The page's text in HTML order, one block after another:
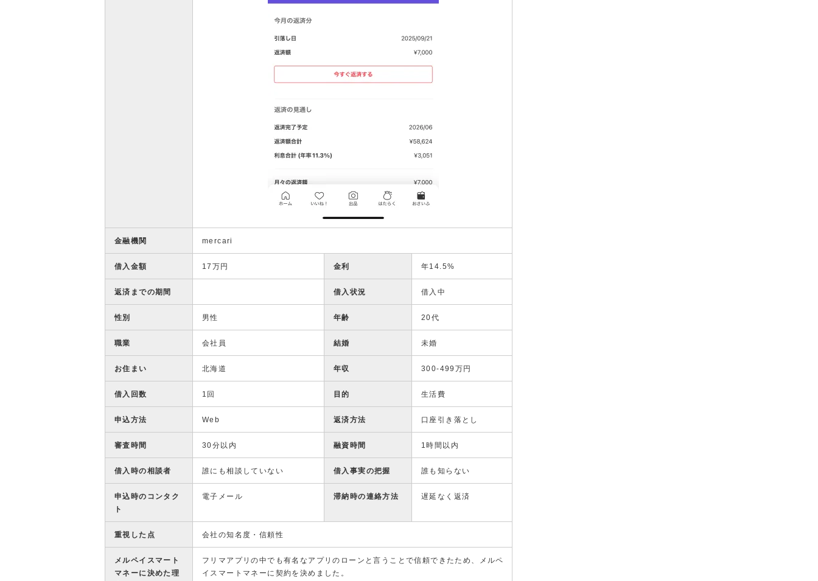
金融機関 mercari
借入金額 17万円 金利 年14.5%
返済までの期間 借入状況 借入中
性別 男性 年齢 20代
職業 会社員 結婚 未婚
お住まい 北海道 年収 300-499万円
借入回数 1回 目的 生活費
申込方法 Web 返済方法 口座引き落とし
審査時間 30分以内 融資時間 1時間以内
借入時の相談者 誰にも相談していない 借入事実の把握 誰も知らない
申込時のコンタク
ト
電子メール 滞納時の連絡方法 遅延なく返済
重視した点 会社の知名度・信頼性
メルペイスマート
マネーに決めた理
フリマアプリの中でも有名なアプリのローンと言うことで信頼できたため、メルペ
イスマートマネーに契約を決めました。